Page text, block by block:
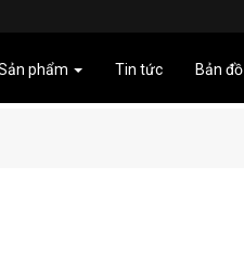
phẩm Tin tức Bản đồ